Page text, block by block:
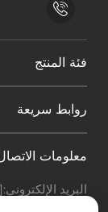
فئة المنتج
روابط سريعة
معلومات الاتصال
البريد الإلكتروني:[email protected]